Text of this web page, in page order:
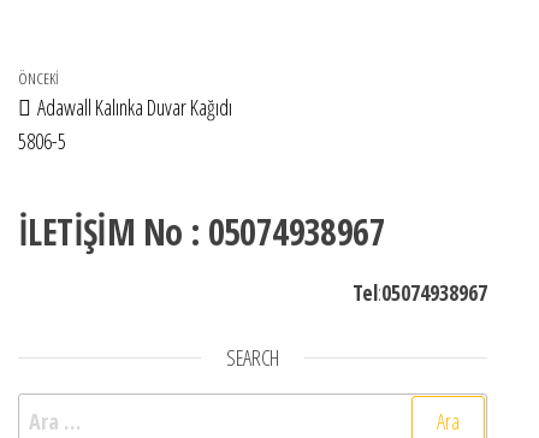
Yazı gezinmesi
Önceki Yazı
ÖNCEKI
Adawall Kalınka Duvar Kağıdı
5806-5
İLETİŞİM No : 05074938967
Tel:05074938967
SEARCH
Arama: